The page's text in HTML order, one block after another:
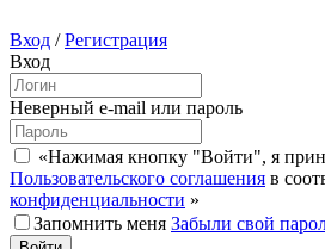
Вход / Регистрация
Вход
Неверный e-mail или пароль
«Нажимая кнопку "Войти", я
Пользовательского соглашения в
конфиденциальности »
Запомнить меня Забыли свой